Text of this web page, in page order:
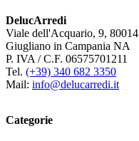
DelucArredi
Viale dell'Acquario, 9, 80014
Giugliano in Campania NA
P. IVA / C.F. 06575701211
Tel. (+39) 340 682 3350
Mail: info@delucarredi.it
Categorie